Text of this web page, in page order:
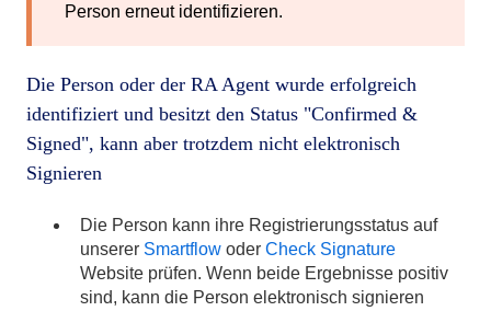
Person erneut identifizieren.
Die Person oder der RA Agent wurde erfolgreich
identifiziert und besitzt den Status "Confirmed &
Signed", kann aber trotzdem nicht elektronisch
Signieren
Die Person kann ihre Registrierungsstatus auf
unserer Smartflow oder Check Signature
Website prüfen. Wenn beide Ergebnisse positiv
sind, kann die Person elektronisch signieren